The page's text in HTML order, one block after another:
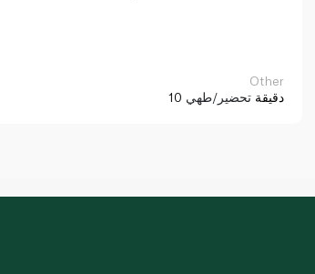
Other
10 دقيقة تحضير/طهي